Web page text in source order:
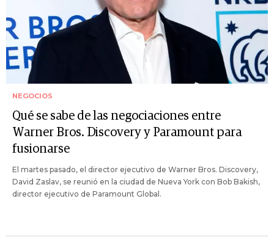
NEGOCIOS
Qué se sabe de las negociaciones entre
Warner Bros. Discovery y Paramount para
fusionarse
El martes pasado, el director ejecutivo de Warner Bros. Discovery,
David Zaslav, se reunió en la ciudad de Nueva York con Bob Bakish,
director ejecutivo de Paramount Global.